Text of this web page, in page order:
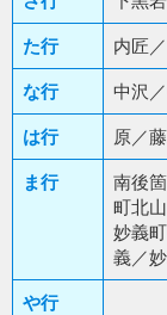
た行 内匠
な行 中沢
は行 原／
ま行
南後
町北
妙義
義／
や行